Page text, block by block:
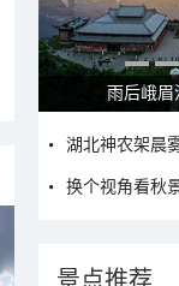
雨后峨
湖北神农架晨
换个视角看秋
景点推荐